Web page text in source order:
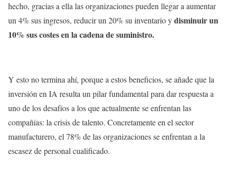
hecho, gracias a ella las organizaciones pueden llegar a aumentar
un 4% sus ingresos, reducir un 20% su inventario ydisminuir un
10% sus costes en la cadena de suministro.
Y esto no termina ahí, porque a estos beneficios, se añade que la
inversión en IA resulta un pilar fundamental para dar respuesta a
uno de los desafíos a los que actualmente se enfrentan las
compañías: la crisis de talento. Concretamente en el sector
manufacturero, el 78% de las organizaciones se enfrentan a la
escasez de personal cualificado.